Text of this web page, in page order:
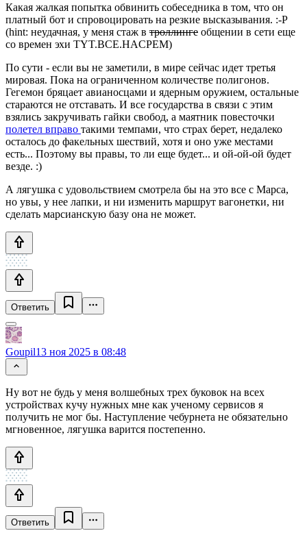
Какая жалкая попытка обвинить собеседника в том, что он
платный бот и спровоцировать на резкие высказывания. :-Р
(hint: неудачная, у меня стаж в троллинге общении в сети еще
со времен эхи TYT.BCE.HACPEM)
По сути - если вы не заметили, в мире сейчас идет третья
мировая. Пока на ограниченном количестве полигонов.
Гегемон бряцает авианосцами и ядерным оружием, остальные
стараются не отставать. И все государства в связи с этим
взялись закручивать гайки свобод, а маятник повесточки
полетел вправо такими темпами, что страх берет, недалеко
осталось до факельных шествий, хотя и оно уже местами
есть... Поэтому вы правы, то ли еще будет... и ой-ой-ой будет
везде. :)
А лягушка с удовольствием смотрела бы на это все с Марса,
но увы, у нее лапки, и ни изменить маршрут вагонетки, ни
сделать марсианскую базу она не может.
Ответить
Goupil13 ноя 2025 в 08:48
Ну вот не будь у меня волшебных трех буковок на всех
устройствах кучу нужных мне как ученому сервисов я
получить не мог бы. Наступление чебурнета не обязательно
мгновенное, лягушка варится постепенно.
Ответить